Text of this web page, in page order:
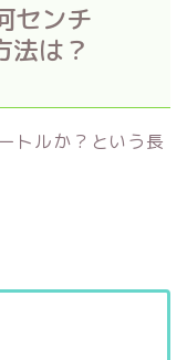
センチ
法は？
トルか？という長